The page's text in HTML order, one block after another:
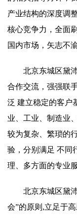
产业结构的深度调
核心竞争力，全面
国内市场，矢志不
北京东城区黛
合作交流，强强联
泛 建立稳定的客户
业、工业、制造业
较为复杂、繁琐的
验，分别满足 不同
理、多方面的专业服
北京东城区黛
会”的原则,立足于